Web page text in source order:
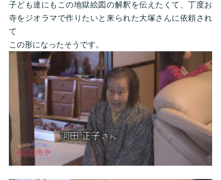
子ども達にもこの地獄絵図の解釈を伝えたくて、丁度お
寺をジオラマで作りたいと来られた大塚さんに依頼され
て
この形になったそうです。